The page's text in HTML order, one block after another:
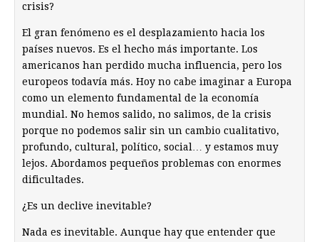
crisis?
El gran fenómeno es el desplazamiento hacia los
países nuevos. Es el hecho más importante. Los
americanos han perdido mucha influencia, pero los
europeos todavía más. Hoy no cabe imaginar a Europa
como un elemento fundamental de la economía
mundial. No hemos salido, no salimos, de la crisis
porque no podemos salir sin un cambio cualitativo,
profundo, cultural, político, social… y estamos muy
lejos. Abordamos pequeños problemas con enormes
dificultades.
¿Es un declive inevitable?
Nada es inevitable. Aunque hay que entender que